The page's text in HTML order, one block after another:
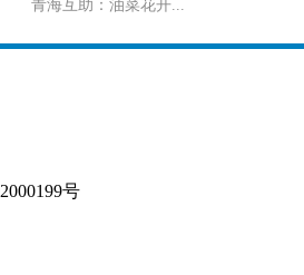
青海互助：油菜花开...
号